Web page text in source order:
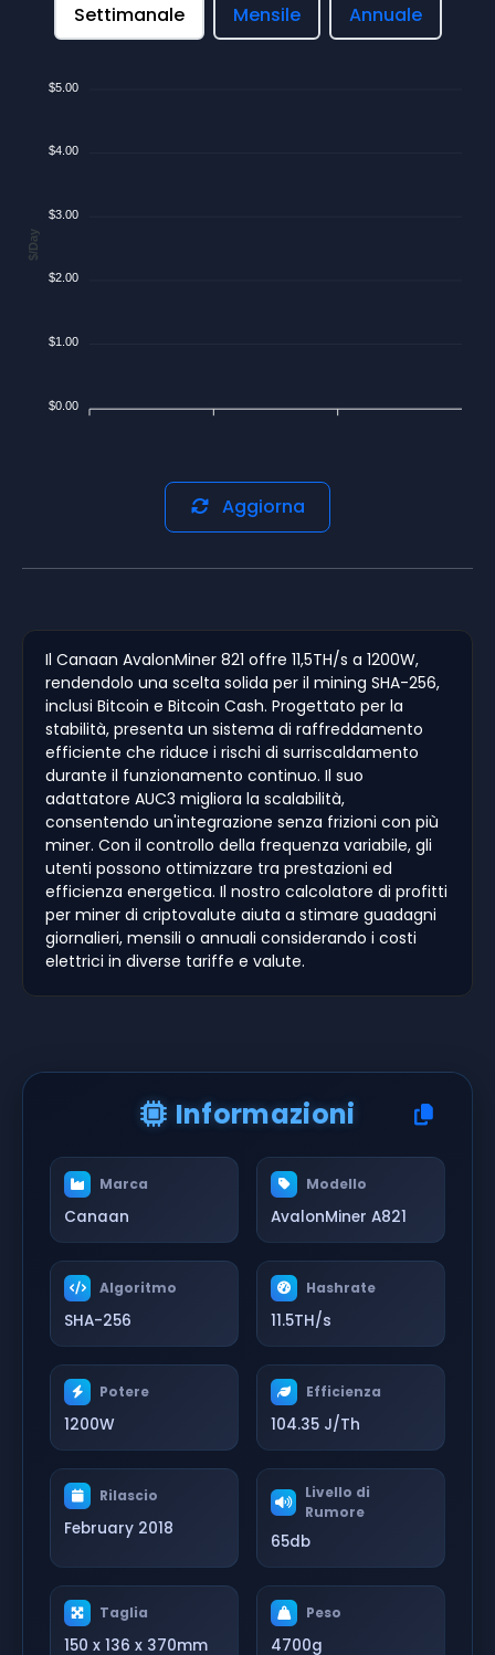
Settimanale Mensile Annuale
$5.00
$4.00
$3.00
$2.00
$1.00
$0.00
$/Day
Aggiorna
Il Canaan AvalonMiner 821 offre 11,5TH/s a 1200W,
rendendolo una scelta solida per il mining SHA-256,
inclusi Bitcoin e Bitcoin Cash. Progettato per la
stabilità, presenta un sistema di raffreddamento
efficiente che riduce i rischi di surriscaldamento
durante il funzionamento continuo. Il suo
adattatore AUC3 migliora la scalabilità,
consentendo un'integrazione senza frizioni con più
miner. Con il controllo della frequenza variabile, gli
utenti possono ottimizzare tra prestazioni ed
efficienza energetica. Il nostro calcolatore di profitti
per miner di criptovalute aiuta a stimare guadagni
giornalieri, mensili o annuali considerando i costi
elettrici in diverse tariffe e valute.
Informazioni
Marca
Canaan
Modello
AvalonMiner A821
Algoritmo
SHA-256
Hashrate
11.5TH/s
Potere
1200W
Efficienza
104.35 J/Th
Rilascio
February 2018
Livello di
Rumore
65db
Taglia
150 x 136 x 370mm
Peso
4700g